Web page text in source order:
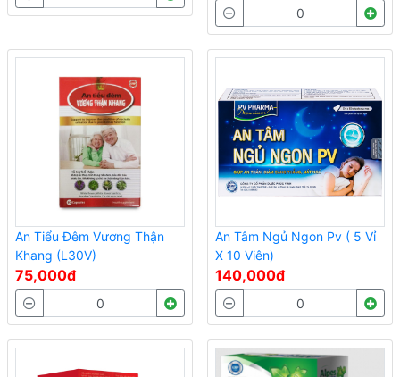
An Tiểu Đêm Vương Thận
Khang (L30V)
75,000đ
An Tâm Ngủ Ngon Pv ( 5 Vỉ
X 10 Viên)
140,000đ